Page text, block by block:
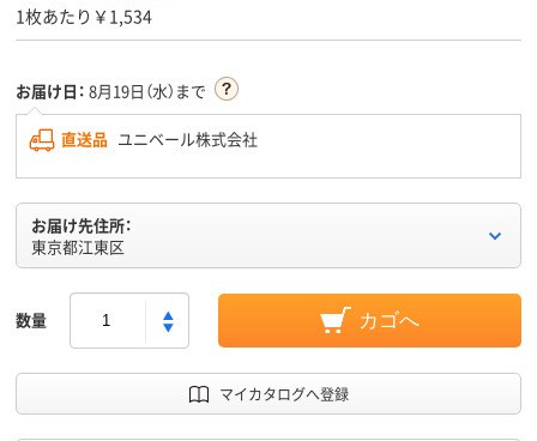
1枚あたり￥1,534
お届け日： 8月19日（水）まで
直送品 ユニベール株式会社
お届け先住所：
東京都江東区
数量 カゴへ
マイカタログへ登録